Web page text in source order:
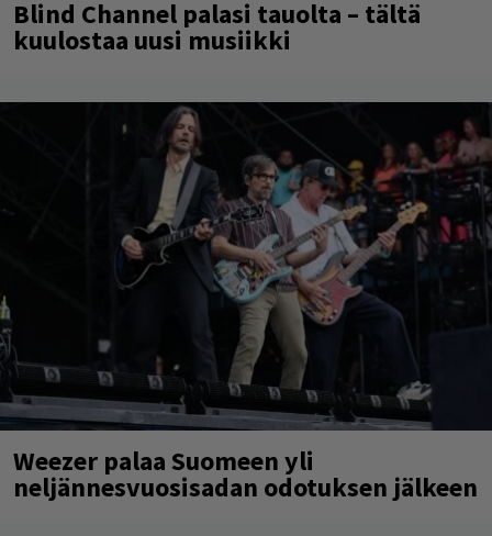
Blind Channel palasi tauolta – tältä
kuulostaa uusi musiikki
Weezer palaa Suomeen yli
neljännesvuosisadan odotuksen jälkeen